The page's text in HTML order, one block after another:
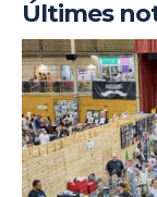
Últimes